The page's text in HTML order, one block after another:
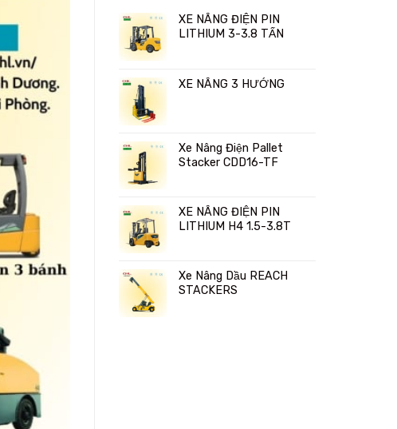
XE NÂNG ĐIỆN PIN
LITHIUM 3-3.8 TẤN
XE NÂNG 3 HƯỚNG
Xe Nâng Điện Pallet
Stacker CDD16-TF
XE NÂNG ĐIỆN PIN
LITHIUM H4 1.5-3.8T
Xe Nâng Dầu REACH
STACKERS